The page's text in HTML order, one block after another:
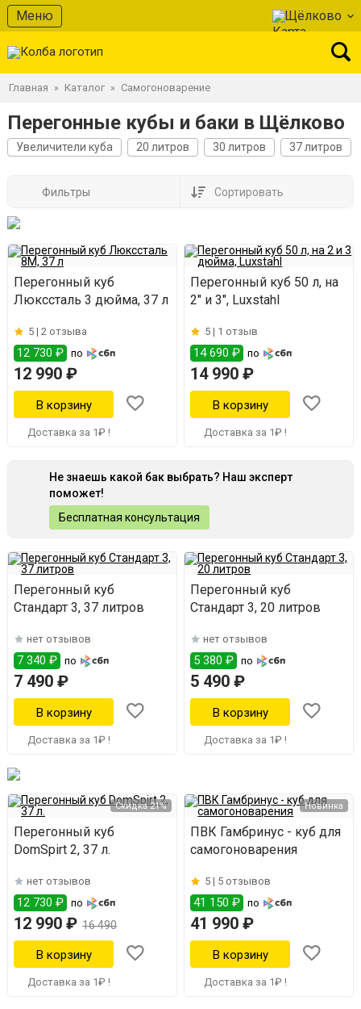
Меню Щёлково
Главная » Каталог » Самогоноварение
Перегонные кубы и баки в Щёлково
Увеличители куба 20 литров 30 литров 37 литров
Фильтры Сортировать
Перегонный куб
Люкссталь 3 дюйма, 37 л
5 | 2 отзыва
12 730 ₽ по
12 990 ₽
Доставка за 1₽ !
Перегонный куб 50 л, на
2" и 3", Luxstahl
5 | 1 отзыв
14 690 ₽ по
14 990 ₽
Доставка за 1₽ !
Не знаешь какой бак выбрать? Наш эксперт
поможет!
Бесплатная консультация
Перегонный куб
Стандарт 3, 37 литров
нет отзывов
7 340 ₽ по
7 490 ₽
Доставка за 1₽ !
Перегонный куб
Стандарт 3, 20 литров
нет отзывов
5 380 ₽ по
5 490 ₽
Доставка за 1₽ !
Скидка 21%
Перегонный куб
DomSpirt 2, 37 л.
нет отзывов
12 730 ₽ по
12 990 ₽ 16 490
Доставка за 1₽ !
Новинка
ПВК Гамбринус - куб для
самогоноварения
5 | 5 отзывов
41 150 ₽ по
41 990 ₽
Доставка за 1₽ !